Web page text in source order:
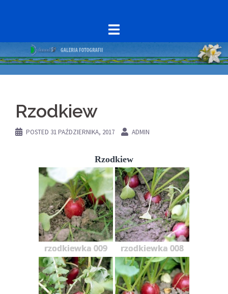
content
Rzodkiew
POSTED 31 PAŹDZIERNIKA, 2017 ADMIN
Rzodkiew
rzodkiewka 009 rzodkiewka 008